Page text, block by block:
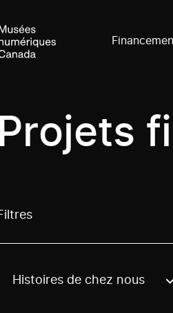
Projets
Use these options to filter
Histoires de chez nous